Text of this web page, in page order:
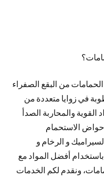
من البقع الصفراء
في زوايا متعددة من
والمحاربة الصدأ
الاستحمام
و الرخام و
باستخدام أفضل المواد مع
ونقدم لكم الخدمات